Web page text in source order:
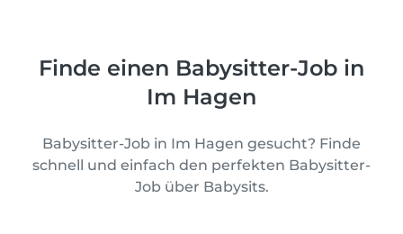
Finde einen Babysitter-Job in
Im Hagen
Babysitter-Job in Im Hagen gesucht? Finde
schnell und einfach den perfekten Babysitter-
Job über Babysits.